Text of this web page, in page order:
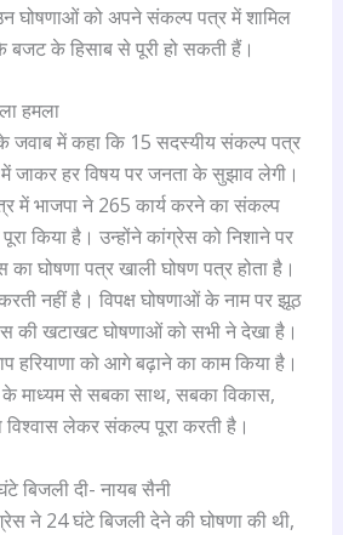
घोषणाओं को अपने संकल्प पत्र में शामिल
बजट के हिसाब से पूरी हो सकती हैं।
हमला
जवाब में कहा कि 15 सदस्यीय संकल्प पत्र
हर विषय पर जनता के सुझाव लेगी।
में भाजपा ने 265 कार्य करने का संकल्प
किया है। उन्होंने कांग्रेस को निशाने पर
घोषणा पत्र खाली घोषण पत्र होता है।
नहीं है। विपक्ष घोषणाओं के नाम पर झूठ
की खटाखट घोषणाओं को सभी ने देखा है।
हरियाणा को आगे बढ़ाने का काम किया है।
माध्यम से सबका साथ, सबका विकास,
लेकर संकल्प पूरा करती है।
बिजली दी- नायब सैनी
ने 24 घंटे बिजली देने की घोषणा की थी,